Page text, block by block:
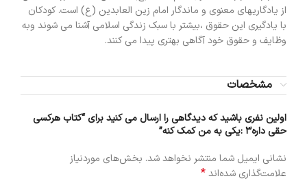
از یادگاریهای معنوی و ماندگار امام زین العابدین (ع) است. کودکان
با یادگیری این حقوق ،بیشتر با سبک زندگی اسلامی آشنا می شوند وبه
وظایف و حقوق خود آگاهی بهتری پیدا می کنند.
مشخصات
اولین نفری باشید که دیدگاهی را ارسال می کنید برای “کتاب هرکسی
حقی داره3 :یکی به من کمک کنه”
نشانی ایمیل شما منتشر نخواهد شد. بخش‌های موردنیاز
علامت‌گذاری شده‌اند*